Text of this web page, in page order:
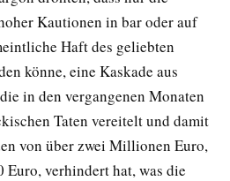
Kautionen in bar oder auf
Haft des geliebten
könne, eine Kaskade aus
in den vergangenen Monaten
Taten vereitelt und damit
von über zwei Millionen Euro,
Euro, verhindert hat, was die